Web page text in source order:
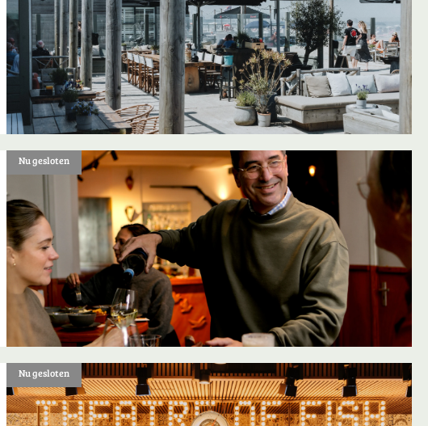
Nu gesloten
Restaurant toevoegen aan favorieten
Nu gesloten
Restaurant toevoegen aan favorieten